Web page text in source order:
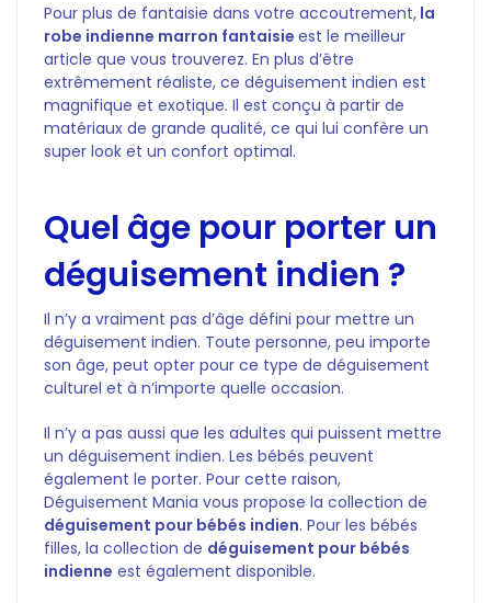
Pour plus de fantaisie dans votre accoutrement, la
robe indienne marron fantaisie est le meilleur
article que vous trouverez. En plus d’être
extrêmement réaliste, ce déguisement indien est
magnifique et exotique. Il est conçu à partir de
matériaux de grande qualité, ce qui lui confère un
super look et un confort optimal.
Quel âge pour porter un
déguisement indien ?
Il n’y a vraiment pas d’âge défini pour mettre un
déguisement indien. Toute personne, peu importe
son âge, peut opter pour ce type de déguisement
culturel et à n’importe quelle occasion.
Il n’y a pas aussi que les adultes qui puissent mettre
un déguisement indien. Les bébés peuvent
également le porter. Pour cette raison,
Déguisement Mania vous propose la collection de
déguisement pour bébés indien. Pour les bébés
filles, la collection de déguisement pour bébés
indienne est également disponible.